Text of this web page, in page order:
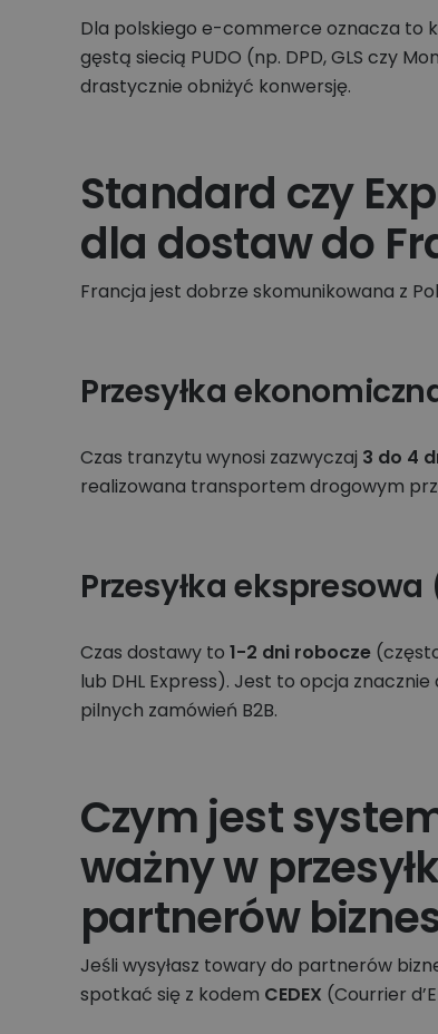
Dla polskiego e-commerce oznacza to
gęstą siecią PUDO (np. DPD, GLS czy
drastycznie obniżyć konwersję.
Standard czy
dla dostaw do
Francja jest dobrze skomunikowana z
Przesyłka
Czas tranzytu wynosi zazwyczaj 3 do 4
realizowana transportem drogowym
Przesyłka ekspresowa
Czas dostawy to 1-2 dni robocze
lub DHL Express). Jest to opcja
pilnych zamówień B2B.
Czym jest
ważny w
partnerów
Jeśli wysyłasz towary do partnerów
spotkać się z kodem CEDEX (Courrier